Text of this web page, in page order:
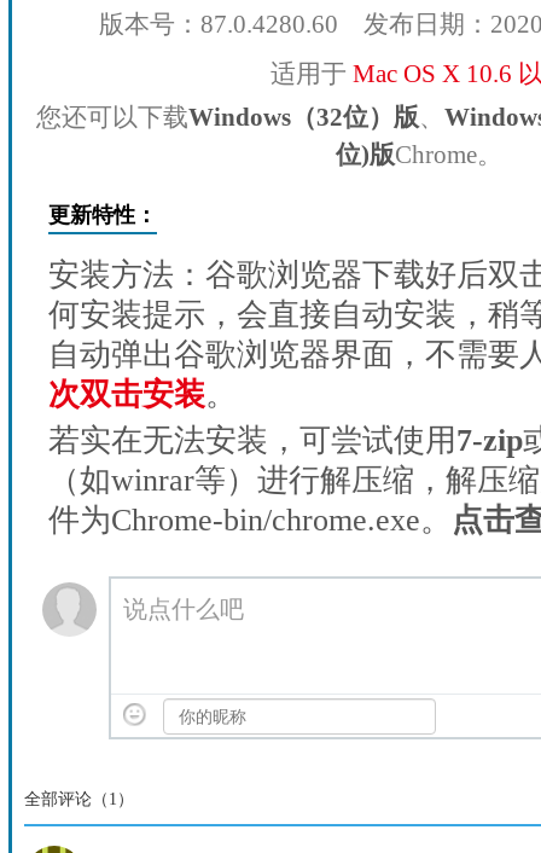
版本号：87.0.4280.60 发布日期：
适用于 Mac OS X 10.6
您还可以下载Windows（32位）版、
位)版Chrome。
更新特性：
安装方法：谷歌浏览器下载好后双
何安装提示，会直接自动安装，稍
自动弹出谷歌浏览器界面，不需要
次双击安装。
若实在无法安装，可尝试使用7-zip
（如winrar等）进行解压缩，解压
件为Chrome-bin/chrome.exe。
点击
说点什么吧
全部评论（ 1 ）